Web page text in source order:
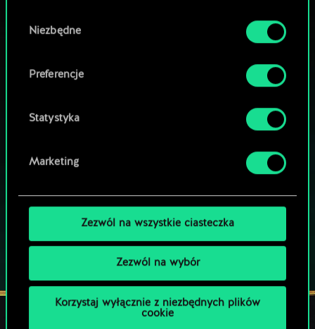
używanie plików cookie.
zgody
Niezbędne
Preferencje
Statystyka
Marketing
Zezwól na wszystkie ciasteczka
Zezwól na wybór
Korzystaj wyłącznie z niezbędnych plików
cookie
Gra zawiera opcjonalne mikrotransakcje